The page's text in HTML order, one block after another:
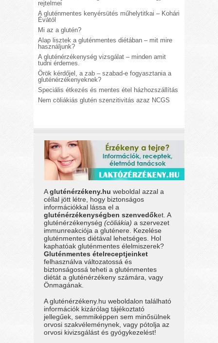
rejtelmei
A gluténmentes kenyérsütés műhelytitkai – Kohári
Évától
Mi az a glutén?
Alap lisztek a gluténmentes diétában – mit mire
használjunk?
A gluténérzékenység vizsgálat – minden amit
tudni érdemes.
Örök kérdőjel, a zab – szabad-e fogyasztania a
gluténérzékenyeknek?
Speciális étkezés és mentes étel házhozszállítás
Nem cöliákiás glutén szenzitivitás azaz NCGS
Agluténérzékeny.hu weboldal azzal a
céllal jött létre, hogy biztonságos
információkkal lássa el a
gluténérzékenységben szenvedőket. A
gluténérzékenység(cöliákia) a szervezet
immunreakciója a gluténere. Kezelése
gluténmentes diétával lehetséges. Hol
kaphatóak gluténmentes élelmiszerek?
Gluténmentes ételreceptjeinket
felhasználva változatossá és
biztonságossá teheti a gluténmentes
diétát a gluténérzékeny számára, vagy
Önmagának.
A gluténérzékeny.hu weboldalon található
információk kizárólag tájékoztató
jellegűek, semmiképpen sem minősülnek
orvosi szakvéleménynek, vagy pótolja az
orvosi kivizsgálást és gyógykezelést!